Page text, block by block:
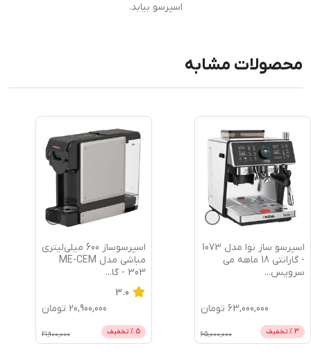
اسپرسو بیابد.
محصولات مشابه
اسپرسو ساز نوا مدل 1073
- گارانتی 18 ماهه می
سرویس...
63,000,000 تومان
3 % تخفیف 65,000,000
اسپرسوساز 600 میلی‌لیتری
مباشی مدل ME-CEM
303 - گا
...
3.0
20,900,000 تومان
5 % تخفیف 21,900,000